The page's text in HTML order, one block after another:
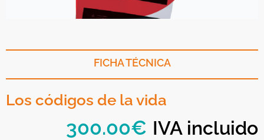
FICHA TÉCNICA
Los códigos de la vida
300.00€ IVA incluido